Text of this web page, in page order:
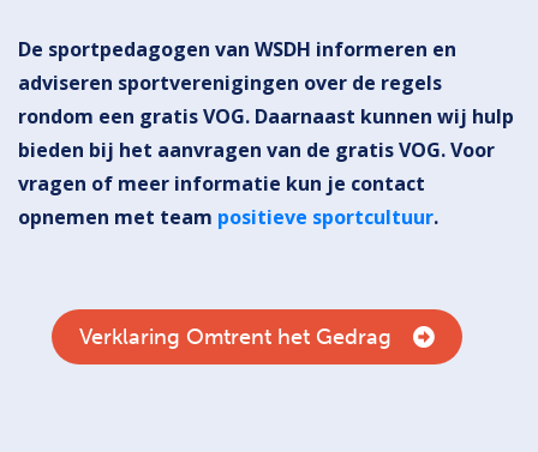
De sportpedagogen van WSDH informeren en
adviseren sportverenigingen over de regels
rondom een gratis VOG. Daarnaast kunnen wij hulp
bieden bij het aanvragen van de gratis VOG.Voor
vragen of meer informatie kun je contact
opnemen met team positieve sportcultuur.
Verklaring Omtrent het Gedrag